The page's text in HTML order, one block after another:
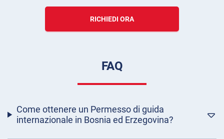
RICHIEDI ORA
FAQ
Come ottenere un Permesso di guida
internazionale in Bosnia ed Erzegovina?